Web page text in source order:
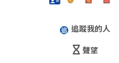
追蹤我的人
聲望